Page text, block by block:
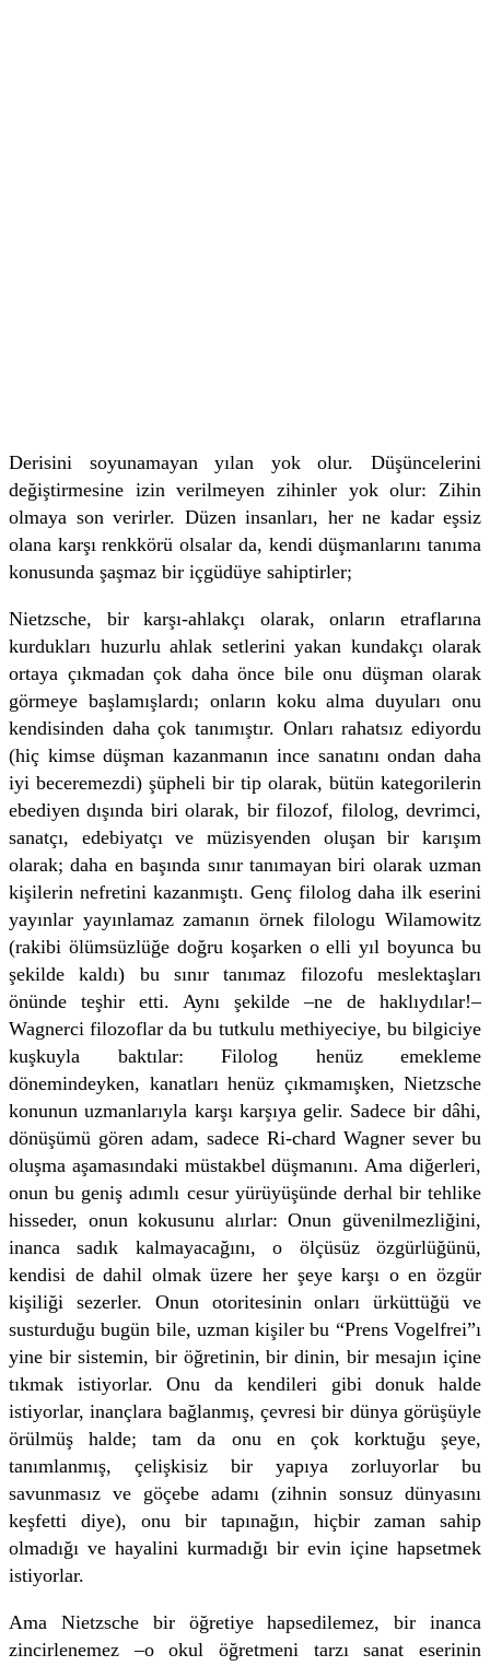
Derisini soyunamayan yılan yok olur. Düşüncelerini
değiştirmesine izin verilmeyen zihinler yok olur: Zihin
olmaya son verirler. Düzen insanları, her ne kadar eşsiz
olana karşı renkkörü olsalar da, kendi düşmanlarını tanıma
konusunda şaşmaz bir içgüdüye sahiptirler;
Nietzsche, bir karşı-ahlakçı olarak, onların etraflarına
kurdukları huzurlu ahlak setlerini yakan kundakçı olarak
ortaya çıkmadan çok daha önce bile onu düşman olarak
görmeye başlamışlardı; onların koku alma duyuları onu
kendisinden daha çok tanımıştır. Onları rahatsız ediyordu
(hiç kimse düşman kazanmanın ince sanatını ondan daha
iyi beceremezdi) şüpheli bir tip olarak, bütün kategorilerin
ebediyen dışında biri olarak, bir filozof, filolog, devrimci,
sanatçı, edebiyatçı ve müzisyenden oluşan bir karışım
olarak; daha en başında sınır tanımayan biri olarak uzman
kişilerin nefretini kazanmıştı. Genç filolog daha ilk eserini
yayınlar yayınlamaz zamanın örnek filologu Wilamowitz
(rakibi ölümsüzlüğe doğru koşarken o elli yıl boyunca bu
şekilde kaldı) bu sınır tanımaz filozofu meslektaşları
önünde teşhir etti. Aynı şekilde –ne de haklıydılar!–
Wagnerci filozoflar da bu tutkulu methiyeciye, bu bilgiciye
kuşkuyla baktılar: Filolog henüz emekleme
dönemindeyken, kanatları henüz çıkmamışken, Nietzsche
konunun uzmanlarıyla karşı karşıya gelir. Sadece bir dâhi,
dönüşümü gören adam, sadece Ri-chard Wagner sever bu
oluşma aşamasındaki müstakbel düşmanını. Ama diğerleri,
onun bu geniş adımlı cesur yürüyüşünde derhal bir tehlike
hisseder, onun kokusunu alırlar: Onun güvenilmezliğini,
inanca sadık kalmayacağını, o ölçüsüz özgürlüğünü,
kendisi de dahil olmak üzere her şeye karşı o en özgür
kişiliği sezerler. Onun otoritesinin onları ürküttüğü ve
susturduğu bugün bile, uzman kişiler bu “Prens Vogelfrei”ı
yine bir sistemin, bir öğretinin, bir dinin, bir mesajın içine
tıkmak istiyorlar. Onu da kendileri gibi donuk halde
istiyorlar, inançlara bağlanmış, çevresi bir dünya görüşüyle
örülmüş halde; tam da onu en çok korktuğu şeye,
tanımlanmış, çelişkisiz bir yapıya zorluyorlar bu
savunmasız ve göçebe adamı (zihnin sonsuz dünyasını
keşfetti diye), onu bir tapınağın, hiçbir zaman sahip
olmadığı ve hayalini kurmadığı bir evin içine hapsetmek
istiyorlar.
Ama Nietzsche bir öğretiye hapsedilemez, bir inanca
zincirlenemez –o okul öğretmeni tarzı sanat eserinin